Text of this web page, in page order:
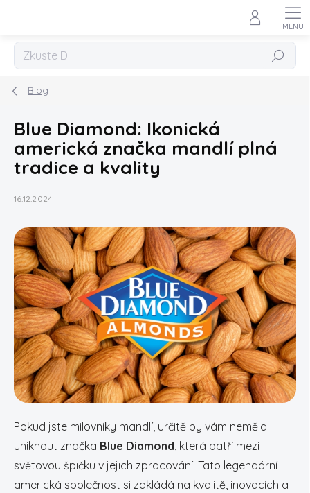
Hledat
Blog
Blue Diamond: Ikonická
americká značka mandlí plná
tradice a kvality
16.12.2024
Pokud jste milovníky mandlí, určitě by vám neměla
uniknout značka Blue Diamond, která patří mezi
světovou špičku v jejich zpracování. Tato legendární
americká společnost si zakládá na kvalitě, inovacích a